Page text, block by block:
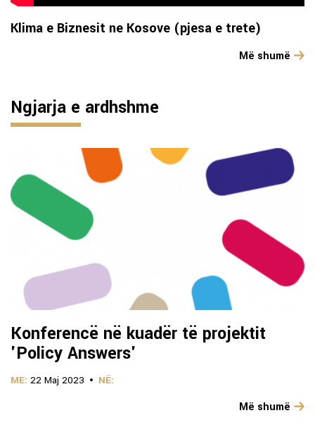
Klima e Biznesit ne Kosove (pjesa e trete)
Më shumë
Ngjarja e ardhshme
Konferencë në kuadër të projektit
'Policy Answers'
ME: 22 Maj 2023 NË:
Më shumë